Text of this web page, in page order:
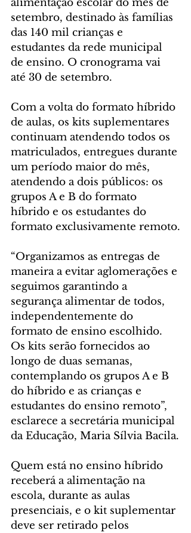
alimentação escolar do mês de
setembro, destinado às famílias
das 140 mil crianças e
estudantes da rede municipal
de ensino. O cronograma vai
até 30 de setembro.
Com a volta do formato híbrido
de aulas, os kits suplementares
continuam atendendo todos os
matriculados, entregues durante
um período maior do mês,
atendendo a dois públicos: os
grupos A e B do formato
híbrido e os estudantes do
formato exclusivamente remoto.
“Organizamos as entregas de
maneira a evitar aglomerações e
seguimos garantindo a
segurança alimentar de todos,
independentemente do
formato de ensino escolhido.
Os kits serão fornecidos ao
longo de duas semanas,
contemplando os grupos A e B
do híbrido e as crianças e
estudantes do ensino remoto”,
esclarece a secretária municipal
da Educação, Maria Sílvia Bacila.
Quem está no ensino híbrido
receberá a alimentação na
escola, durante as aulas
presenciais, e o kit suplementar
deve ser retirado pelos